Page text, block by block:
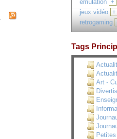
emulation +
jeux vidéo +
retrogaming
Tags
Art -